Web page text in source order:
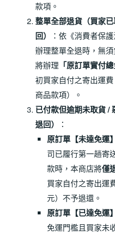
款項。
整單全部退貨（買家
回）
：依《消費者保
辦理整單全退時，無
將辦理 「原訂單實付
初買家自付之寄出運
商品款項）。
已付款但逾期未取貨 /
退回）
：
原訂單【未達免運
司已履行第一趟寄
款時，本商店將僅
買家自付之寄出運
元）不予退還。
原訂單【已達免運
免運門檻且買家未